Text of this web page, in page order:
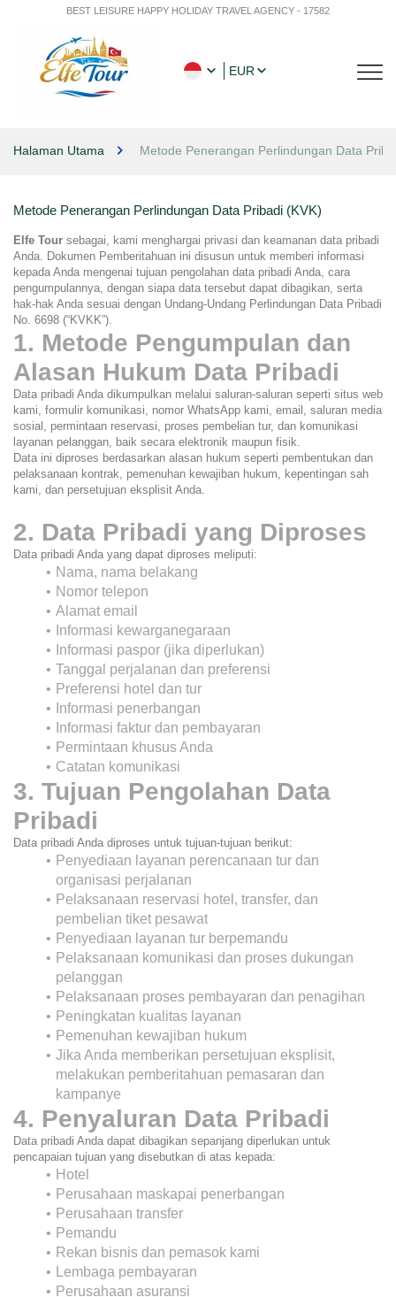
BEST LEISURE HAPPY HOLIDAY TRAVEL AGENCY - 17582
EUR
Halaman Utama Metode Penerangan Perlindungan Data
Metode Penerangan Perlindungan Data Pribadi (KVK)
Elfe Tour sebagai, kami menghargai privasi dan keamanan data pribadi
Anda. Dokumen Pemberitahuan ini disusun untuk memberi informasi
kepada Anda mengenai tujuan pengolahan data pribadi Anda, cara
pengumpulannya, dengan siapa data tersebut dapat dibagikan, serta
hak-hak Anda sesuai dengan Undang-Undang Perlindungan Data Pribadi
No. 6698 (“KVKK”).
1. Metode Pengumpulan dan
Alasan Hukum Data Pribadi
Data pribadi Anda dikumpulkan melalui saluran-saluran seperti situs web
kami, formulir komunikasi, nomor WhatsApp kami, email, saluran media
sosial, permintaan reservasi, proses pembelian tur, dan komunikasi
layanan pelanggan, baik secara elektronik maupun fisik.
Data ini diproses berdasarkan alasan hukum seperti pembentukan dan
pelaksanaan kontrak, pemenuhan kewajiban hukum, kepentingan sah
kami, dan persetujuan eksplisit Anda.
2. Data Pribadi yang Diproses
Data pribadi Anda yang dapat diproses meliputi:
Nama, nama belakang
Nomor telepon
Alamat email
Informasi kewarganegaraan
Informasi paspor (jika diperlukan)
Tanggal perjalanan dan preferensi
Preferensi hotel dan tur
Informasi penerbangan
Informasi faktur dan pembayaran
Permintaan khusus Anda
Catatan komunikasi
3. Tujuan Pengolahan Data
Pribadi
Data pribadi Anda diproses untuk tujuan-tujuan berikut:
Penyediaan layanan perencanaan tur dan
organisasi perjalanan
Pelaksanaan reservasi hotel, transfer, dan
pembelian tiket pesawat
Penyediaan layanan tur berpemandu
Pelaksanaan komunikasi dan proses dukungan
pelanggan
Pelaksanaan proses pembayaran dan penagihan
Peningkatan kualitas layanan
Pemenuhan kewajiban hukum
Jika Anda memberikan persetujuan eksplisit,
melakukan pemberitahuan pemasaran dan
kampanye
4. Penyaluran Data Pribadi
Data pribadi Anda dapat dibagikan sepanjang diperlukan untuk
pencapaian tujuan yang disebutkan di atas kepada:
Hotel
Perusahaan maskapai penerbangan
Perusahaan transfer
Pemandu
Rekan bisnis dan pemasok kami
Lembaga pembayaran
Perusahaan asuransi